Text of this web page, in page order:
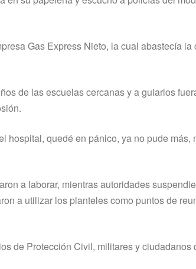
Gas Express Nieto, la cual abastecí­a
de las escuelas cercanas y a guiarlos
hospital, quedé en pánico, ya no pude más,
a laborar, mientras autoridades
a utilizar los planteles como puntos de
de Protección Civil, militares y